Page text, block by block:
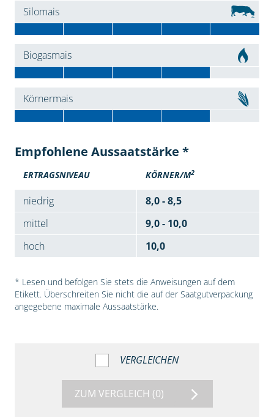
Silomais
Biogasmais
Körnermais
Empfohlene Aussaatstärke *
ERTRAGSNIVEAU KÖRNER/M2
niedrig
8,0 - 8,5
mittel
9,0 - 10,0
hoch
10,0
* Lesen und befolgen Sie stets die Anweisungen auf dem
Etikett. Überschreiten Sie nicht die auf der Saatgutverpackung
angegebene maximale Aussaatstärke.
VERGLEICHEN
ZUM VERGLEICH (0)